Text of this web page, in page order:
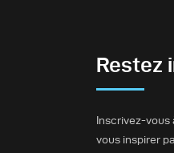
Restez
Inscrivez-
vous inspirer